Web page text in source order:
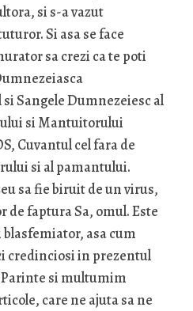
si s-a vazut
Si asa se face
sa crezi ca te poti
Sangele Dumnezeiesc al
si Mantuitorului
Cuvantul cel fara de
si al pamantului.
sa fie biruit de un virus,
de faptura Sa, omul. Este
asa cum
credinciosi in prezentul
si multumim
care ne ajuta sa ne